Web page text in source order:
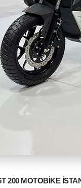
200 MOTOBİKE